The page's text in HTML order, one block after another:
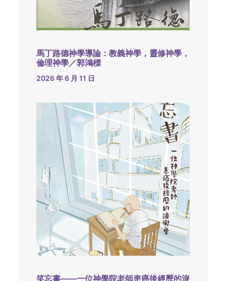
馬丁路德神學導論：教義神學，靈修神學，
倫理神學／郭鴻標
2026 年 6 月 11 日
笑忘書——一位神學院老師患癌後經歷的淚